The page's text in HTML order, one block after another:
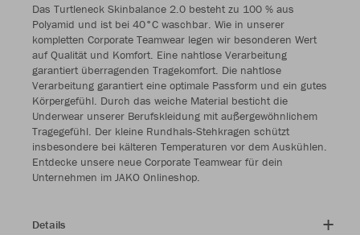
Das Turtleneck Skinbalance 2.0 besteht zu 100 % aus
Polyamid und ist bei 40°C waschbar. Wie in unserer
kompletten Corporate Teamwear legen wir besonderen Wert
auf Qualität und Komfort. Eine nahtlose Verarbeitung
garantiert überragenden Tragekomfort. Die nahtlose
Verarbeitung garantiert eine optimale Passform und ein gutes
Körpergefühl. Durch das weiche Material besticht die
Underwear unserer Berufskleidung mit außergewöhnlichem
Tragegefühl. Der kleine Rundhals-Stehkragen schützt
insbesondere bei kälteren Temperaturen vor dem Auskühlen.
Entdecke unsere neue Corporate Teamwear für dein
Unternehmen im JAKO Onlineshop.
Details